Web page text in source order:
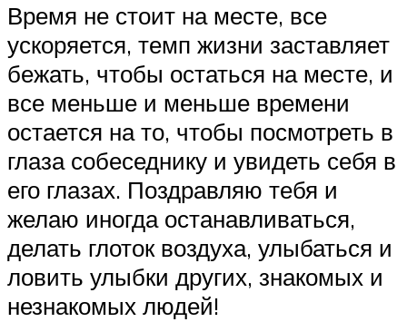
Время не стоит на месте, все
ускоряется, темп жизни заставляет
бежать, чтобы остаться на месте, и
все меньше и меньше времени
остается на то, чтобы посмотреть в
глаза собеседнику и увидеть себя в
его глазах. Поздравляю тебя и
желаю иногда останавливаться,
делать глоток воздуха, улыбаться и
ловить улыбки других, знакомых и
незнакомых людей!